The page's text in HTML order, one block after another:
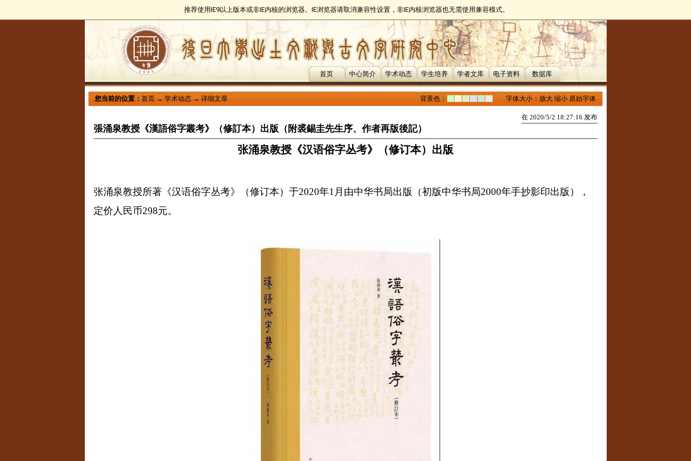
推荐使用IE9以上版本或非IE内核的浏览器。IE浏览器请取消兼容性设置，非IE内核浏览器也无需使用兼容模式。
首页 中心简介 学术动态 学生培养 学者文库 电子资料 数据库
您当前的位置： 首页 → 学术动态 → 详细文章 背景色： 字体大小： 放大 缩小 原始字体
張涌泉教授《漢語俗字叢考》（修訂本）出版（附裘錫圭先生序、作者再版後記）
在 2020/5/2 18:27:16 发布
张涌泉教授《汉语俗字丛考》（修订本）出版
张涌泉教授所著《汉语俗字丛考》（修订本）于2020年1 月由中华书局出版（初版中华书局2000年手抄影印出版），
定价人民币298元。